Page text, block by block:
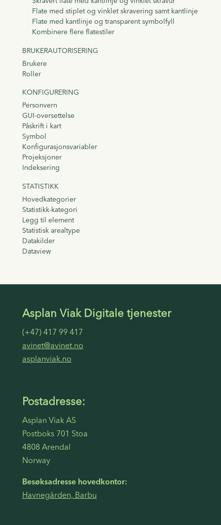
Flate med stiplet og vinklet skravering samt kantlinje
Flate med kantlinje og transparent symbolfyll
Kombinere flere flatestiler
BRUKERAUTORISERING
Brukere
Roller
KONFIGURERING
Personvern
GUI-oversettelse
Påskrift i kart
Symbol
Konfigurasjonsvariabler
Projeksjoner
Indeksering
STATISTIKK
Hovedkategorier
Statistikk-kategori
Legg til element
Statistisk arealtype
Datakilder
Dataview
Asplan Viak Digitale tjenester
(+47) 417 99 417
avinet@avinet.no
asplanviak.no
Postadresse:
Asplan Viak AS
Postboks 701 Stoa
4808 Arendal
Norway
Besøksadresse hovedkontor:
Havnegården, Barbu